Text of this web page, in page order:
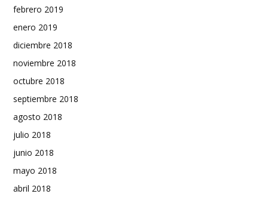
febrero 2019
enero 2019
diciembre 2018
noviembre 2018
octubre 2018
septiembre 2018
agosto 2018
julio 2018
junio 2018
mayo 2018
abril 2018